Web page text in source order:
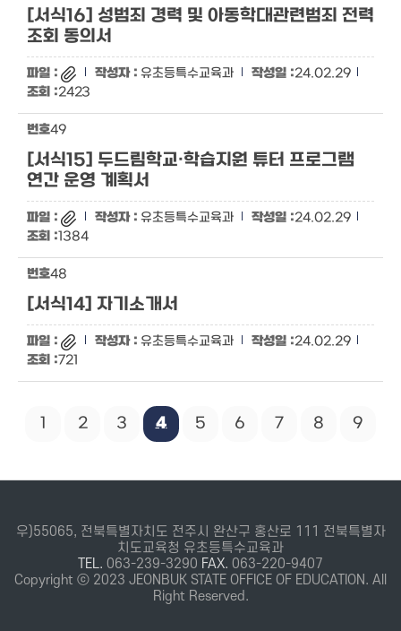
[서식16] 성범죄 경력 및 아동학대관련범죄 전력
조회 동의서
유초등특수교육과
24.02.29
2423
49
[서식15] 두드림학교·학습지원 튜터 프로그램
연간 운영 계획서
유초등특수교육과
24.02.29
1384
48
[서식14] 자기소개서
유초등특수교육과
24.02.29
721
1 2 3 4 5 6 7 8 9
우)55065, 전북특별자치도 전주시 완산구 홍산로 111 전북특별자
치도교육청 유초등특수교육과
TEL. 063-239-3290 FAX. 063-220-9407
Copyright ⓒ 2023 JEONBUK STATE OFFICE OF EDUCATION. All
Right Reserved.